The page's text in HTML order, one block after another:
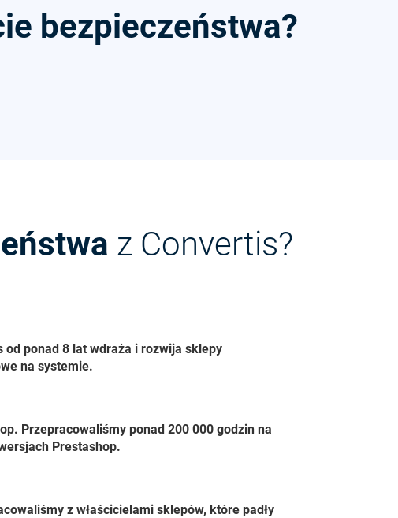
bezpieczeństwa?
z Convertis?
od ponad 8 lat wdraża i rozwija sklepy
na systemie.
Przepracowaliśmy ponad 200 000 godzin na
Prestashop.
z właścicielami sklepów, które padły